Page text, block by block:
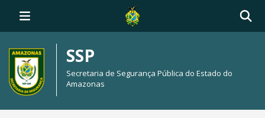
SSP
Secretaria de Segurança Pública do Estado do
Amazonas